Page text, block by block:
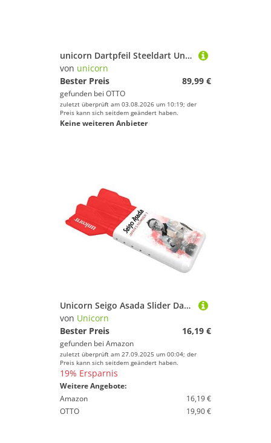
unicorn Dartpfeil Steeldart Unicorn Hexium Style 1,90% Tungsten, 24g, Gold
von unicorn
Bester Preis
89,99 €
gefunden bei OTTO
zuletzt überprüft am 03.08.2026 um 10:19; der
Preis kann sich seitdem geändert haben.
Keine weiteren Anbieter
Unicorn Seigo Asada Slider Dart-Etui, rot/weiß, Standard
von Unicorn
Bester Preis
16,19 €
gefunden bei Amazon
zuletzt überprüft am 27.09.2025 um 00:04; der
Preis kann sich seitdem geändert haben.
19% Ersparnis
Weitere Angebote:
Amazon
16,19 €
OTTO
19,90 €